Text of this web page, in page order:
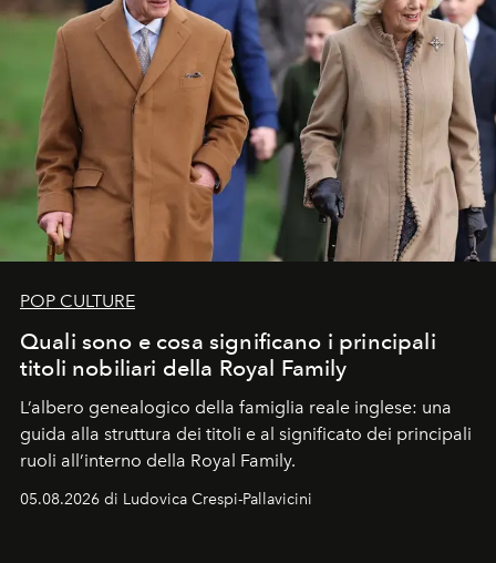
POP CULTURE
Quali sono e cosa significano i principali
titoli nobiliari della Royal Family
L’albero genealogico della famiglia reale inglese: una
guida alla struttura dei titoli e al significato dei principali
ruoli all’interno della Royal Family.
05.08.2026 di Ludovica Crespi-Pallavicini